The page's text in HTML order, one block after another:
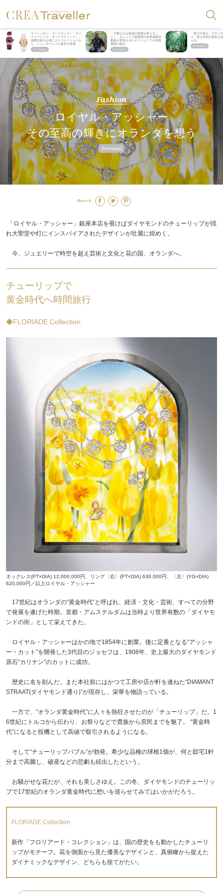
ヴァシュロン・コンスタンタン「オー
ヴァーシーズ・オートマティック」。
旅愛好家のお気に入りコレクションか
ら、ジェンダーレスな新作が登場
「大事なのは地域の意識を変えるこ
と」。ロレックス賞受賞の自然保護活
動家が実現させたナイジェリアの自然
環境の復活
「星のや富士」でデジ
ス。冨士信仰の歴史を
える。
Fashion
ロイヤル・アッシャー
その至高の輝きにオランダを想う
Share it
「ロイヤル・アッシャー」銀座本店を覗けばダイヤモンドのチューリップが揺
れ大聖堂や灯にインスパイアされたデザインが壮麗に煌めく。
今、ジュエリーで時空を超え芸術と文化と花の国、オランダへ。
チューリップで
黄金時代へ時間旅行
◆FLORIADE Collection
ネックレス(PT×DIA) 12,000,000円、リング〈右〉(PT×DIA) 630,000円、〈左〉(YG×DIA)
620,000円／以上ロイヤル・アッシャー
17世紀はオランダの“黄金時代”と呼ばれ、経済・文化・芸術、すべての分野
で発展を遂げた時期。首都・アムステルダムは当時より世界有数の「ダイヤモ
ンドの街」として栄えてきた。
ロイヤル・アッシャーはかの地で1854年に創業。後に定番となる“アッシャ
ー・カット”を開発した3代目のジョセフは、1908年、史上最大のダイヤモンド
原石“カリナン”のカットに成功。
歴史に名を刻んだ。また本社前にはかつて工房や店が軒を連ねた“DIAMANT
STRAAT(ダイヤモンド通り)”が現存し、栄華を物語っている。
一方で、“オランダ黄金時代”に人々を熱狂させたのが「チューリップ」だ。1
6世紀にトルコから伝わり、お祭りなどで貴族から庶民までを魅了。 “黄金時
代”になると投機として高値で取引されるようになる。
そして“チューリップバブル”が勃発。希少な品種の球根1個が、何と邸宅1軒
分まで高騰し、破産などの悲劇も続出したという。
お騒がせな花だが、それも美しさゆえ。この冬、ダイヤモンドのチューリッ
プで17世紀のオランダ黄金時代に想いを巡らせてみてはいかがだろう。
FLORIADE Collection
新作「フロリアード・コレクション」は、国の歴史をも動かしたチューリ
ップがモチーフ。花を側面から見た優美なデザインと、真俯瞰から捉えた
ダイナミックなデザイン、どちらも捨てがたい。